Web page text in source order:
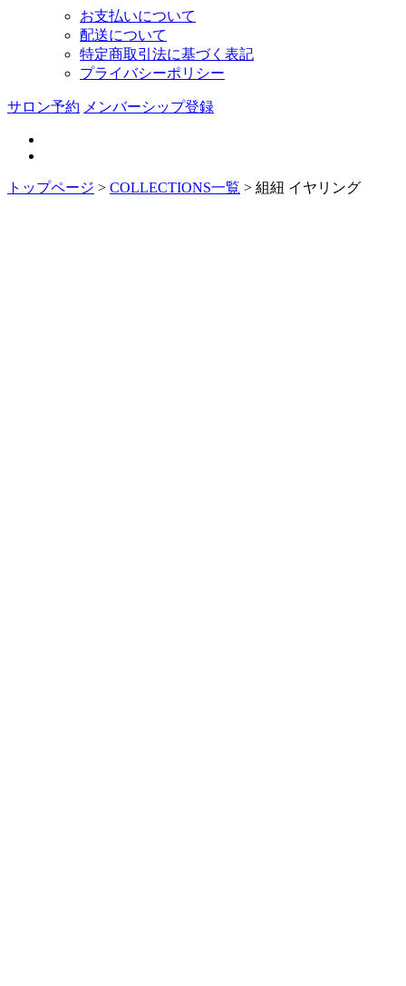
お支払いについて
配送について
特定商取引法に基づく表記
プライバシーポリシー
サロン予約 メンバーシップ登録
トップページ > COLLECTIONS一覧 > 組紐 イヤリング